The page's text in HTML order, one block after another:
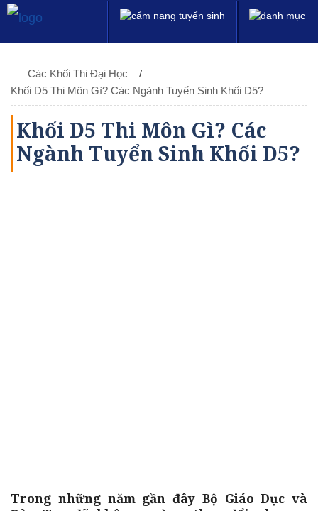
Các Khối Thi Đại Học
Khối D5 Thi Môn Gì? Các Ngành Tuyển Sinh Khối D5?
Khối D5 Thi Môn Gì? Các
Ngành Tuyển Sinh Khối D5?
Trong những năm gần đây Bộ Giáo Dục và